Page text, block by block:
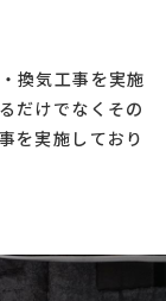
換気工事を実施
だけでなくその
を実施しており